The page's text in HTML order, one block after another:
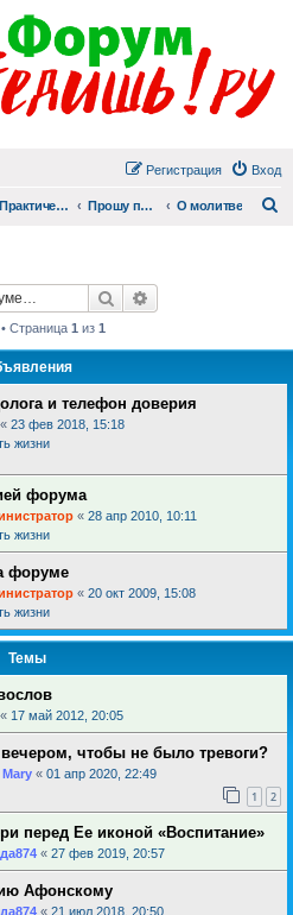
Вход
Регистрация
Практический раздел Прошу помолиться О молитве
Поиск
Страница 1 из 1
и телефон доверия
« 23 фев 2018, 15:18
жизни
форума
« 28 апр 2010, 10:11
жизни
форуме
« 20 окт 2009, 15:08
жизни
Темы
« 17 май 2012, 20:05
чтобы не было тревоги?
« 01 апр 2020, 22:49
1 2
перед Ее иконой «Воспитание»
« 27 фев 2019, 20:57
Афонскому
« 21 июл 2018, 20:50